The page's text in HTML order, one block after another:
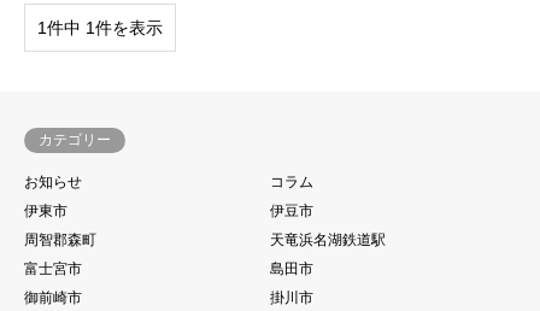
1件中 1件を表示
カテゴリー
お知らせ
コラム
伊東市
伊豆市
周智郡森町
天竜浜名湖鉄道駅
富士宮市
島田市
御前崎市
掛川市